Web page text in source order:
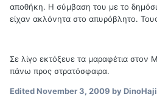
αποθήκη. Η σύμβαση του με το
είχαν ακλόνητα στο απυρόβλητο.
Σε λίγο εκτόξευε τα μαραφέτια στον
πάνω προς στρατόσφαιρα.
EditedNovember 3, 2009 by